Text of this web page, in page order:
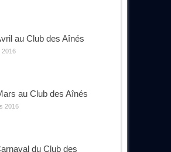
au Club des Aînés
2016
au Club des Aînés
2016
du Club des